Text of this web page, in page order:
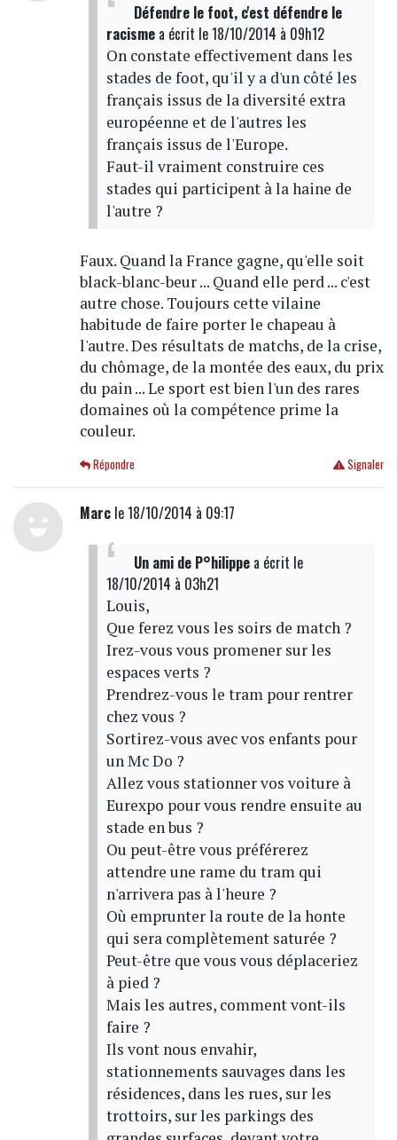
Défendre le foot, c'est défendre le
racismea écrit le 18/10/2014 à 09h12
On constate effectivement dans les
stades de foot, qu'il y a d'un côté les
français issus de la diversité extra
européenne et de l'autres les
français issus de l'Europe.
Faut-il vraiment construire ces
stades qui participent à la haine de
l'autre ?
Faux. Quand la France gagne, qu'elle soit
black-blanc-beur ... Quand elle perd ... c'est
autre chose. Toujours cette vilaine
habitude de faire porter le chapeau à
l'autre. Des résultats de matchs, de la crise,
du chômage, de la montée des eaux, du prix
du pain ... Le sport est bien l'un des rares
domaines où la compétence prime la
couleur.
Signaler
Répondre
Marcle 18/10/2014 à 09:17
Un ami de P°hilippea écrit le
18/10/2014 à 03h21
Louis,
Que ferez vous les soirs de match ?
Irez-vous vous promener sur les
espaces verts ?
Prendrez-vous le tram pour rentrer
chez vous ?
Sortirez-vous avec vos enfants pour
un Mc Do ?
Allez vous stationner vos voiture à
Eurexpo pour vous rendre ensuite au
stade en bus ?
Ou peut-être vous préférerez
attendre une rame du tram qui
n'arrivera pas à l'heure ?
Où emprunter la route de la honte
qui sera complètement saturée ?
Peut-être que vous vous déplaceriez
à pied ?
Mais les autres, comment vont-ils
faire ?
Ils vont nous envahir,
stationnements sauvages dans les
résidences, dans les rues, sur les
trottoirs, sur les parkings des